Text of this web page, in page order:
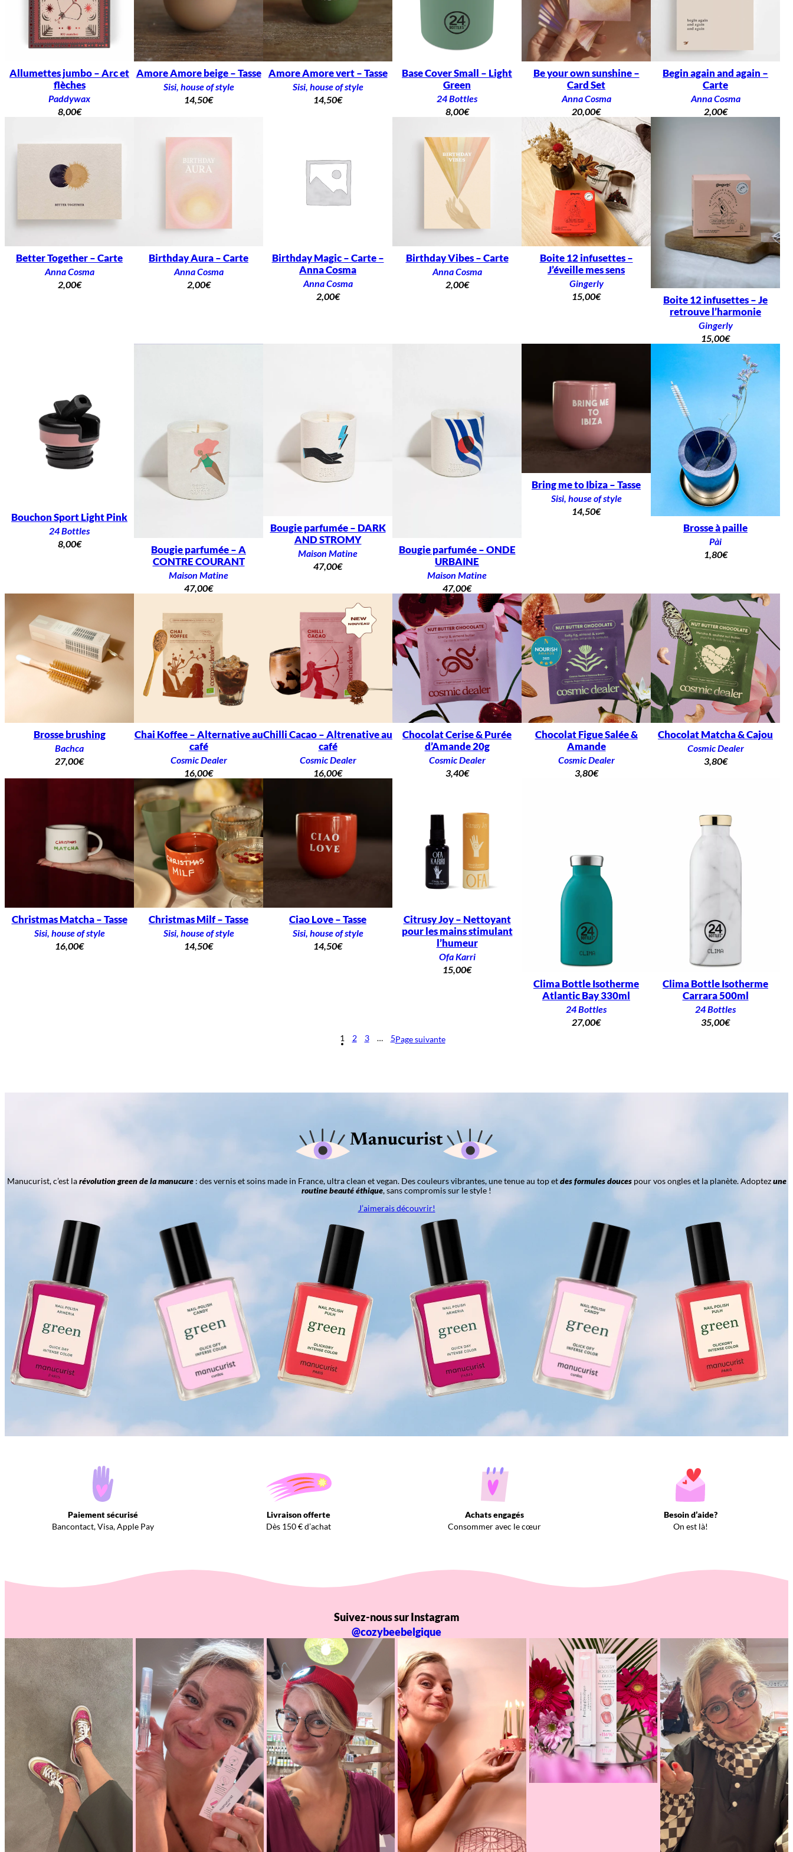
Allumettes jumbo – Arc et
flèches
Paddywax
8,00€
Amore Amore beige – Tasse
Sisi, house of style
14,50€
Amore Amore vert – Tasse
Sisi, house of style
14,50€
Base Cover Small – Light
Green
24 Bottles
8,00€
Be your own sunshine –
Card Set
Anna Cosma
20,00€
Begin again and again –
Carte
Anna Cosma
2,00€
Better Together – Carte
Anna Cosma
2,00€
Birthday Aura – Carte
Anna Cosma
2,00€
Birthday Magic – Carte –
Anna Cosma
Anna Cosma
2,00€
Birthday Vibes – Carte
Anna Cosma
2,00€
Boite 12 infusettes –
J’éveille mes sens
Gingerly
15,00€
Boite 12 infusettes – Je
retrouve l’harmonie
Gingerly
15,00€
Bouchon Sport Light Pink
24 Bottles
8,00€
Bougie parfumée – A
CONTRE COURANT
Maison Matine
47,00€
Bougie parfumée – DARK
AND STROMY
Maison Matine
47,00€
Bougie parfumée – ONDE
URBAINE
Maison Matine
47,00€
Bring me to Ibiza – Tasse
Sisi, house of style
14,50€
Brosse à paille
Pài
1,80€
Brosse brushing
Bachca
27,00€
Chai Koffee – Alternative au
café
Cosmic Dealer
16,00€
Chilli Cacao – Altrenative au
café
Cosmic Dealer
16,00€
Chocolat Cerise & Purée
d’Amande 20g
Cosmic Dealer
3,40€
Chocolat Figue Salée &
Amande
Cosmic Dealer
3,80€
Chocolat Matcha & Cajou
Cosmic Dealer
3,80€
Christmas Matcha – Tasse
Sisi, house of style
16,00€
Christmas Milf – Tasse
Sisi, house of style
14,50€
Ciao Love – Tasse
Sisi, house of style
14,50€
Citrusy Joy – Nettoyant
pour les mains stimulant
l’humeur
Ofa Karri
15,00€
Clima Bottle Isotherme
Atlantic Bay 330ml
24 Bottles
27,00€
Clima Bottle Isotherme
Carrara 500ml
24 Bottles
35,00€
1 2 3 … 5Page suivante
Manucurist
Manucurist, c’est larévolution green de la manucure: des vernis et soins made in France, ultra clean et vegan. Des couleurs vibrantes, une tenue au top etdes formules doucespour vos ongles et la planète. Adoptezune
routine beauté éthique, sans compromis sur le style !
J’aimerais découvrir!
Paiement sécurisé
Bancontact, Visa, Apple Pay
Livraison offerte
Dès 150 € d’achat
Achats engagés
Consommer avec le cœur
Besoin d’aide?
On est là!
Suivez-nous sur Instagram
@cozybeebelgique